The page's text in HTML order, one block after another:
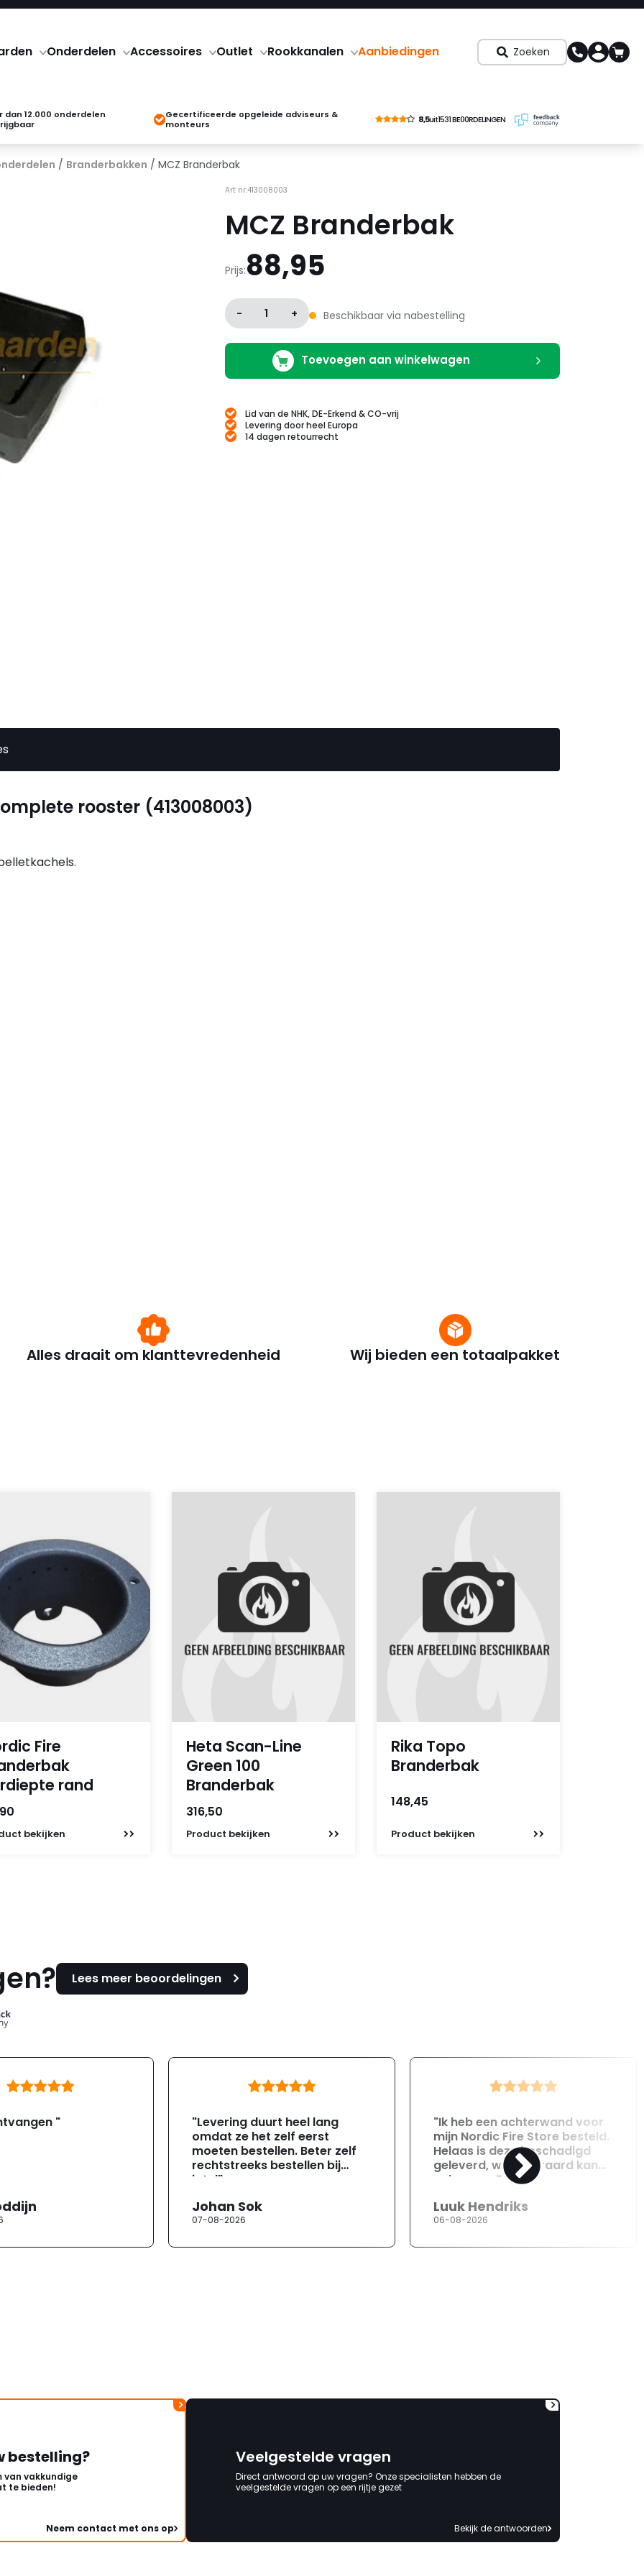
Onderdelen Accessoires Outlet Rookkanalen Aanbiedingen Zoeken
dan 12.000 onderdelen
Gecertificeerde opgeleide adviseurs &
monteurs
8,5uit1531 BE00RDELINGEN
/ Branderbakken / MCZ Branderbak
Art nr:413008003
MCZ Branderbak
Prijs:88,95
- 1 + Beschikbaar via nabestelling
Toevoegen aan winkelwagen
Lid van de NHK, DE-Erkend & CO-vrij
Levering door heel Europa
14 dagen retourrecht
rooster (413008003)
Alles draait om klanttevredenheid Wij bieden een totaalpakket
Fire
rand
bekijken
Heta Scan-Line
Green 100
Branderbak
316,50
Product bekijken
Rika Topo
Branderbak
148,45
Product bekijken
Lees meer beoordelingen
"
"Levering duurt heel lang
omdat ze het zelf eerst
moeten bestellen. Beter zelf
rechtstreeks bestellen bij
jotul"
Johan Sok
07-08-2026
"Ik heb een achterwand voor
mijn Nordic Fire Store besteld.
Helaas is deze beschadigd
geleverd, wat uiteraard kan
gebeuren. Direct na
opgenomen met de
klantenservice. Helaas
erg moeizaam; tussen de e-
Luuk Hendriks
06-08-2026
bestelling?
van vakkundige
te bieden!
Neem contact met ons op
Veelgestelde vragen
Direct antwoord op uw vragen? Onze specialisten hebben de
veelgestelde vragen op een rijtje gezet
Bekijk de antwoorden